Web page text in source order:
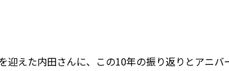
迎えた内田さんに、この10年の振り返りとアニ